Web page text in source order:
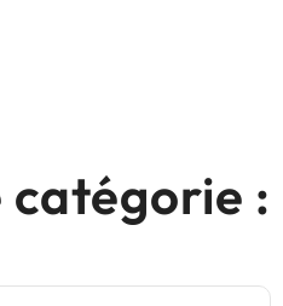
catégorie :